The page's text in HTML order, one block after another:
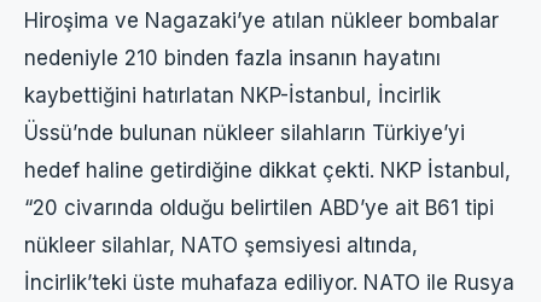
Hiroşima ve Nagazaki’ye atılan nükleer bombalar
nedeniyle 210 binden fazla insanın hayatını
kaybettiğini hatırlatan NKP-İstanbul, İncirlik
Üssü’nde bulunan nükleer silahların Türkiye’yi
hedef haline getirdiğine dikkat çekti. NKP İstanbul,
“20 civarında olduğu belirtilen ABD’ye ait B61 tipi
nükleer silahlar, NATO şemsiyesi altında,
İncirlik’teki üste muhafaza ediliyor. NATO ile Rusya